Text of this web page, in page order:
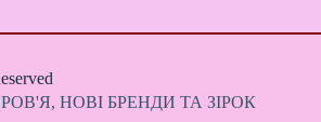
НОВІ БРЕНДИ ТА ЗІРОК